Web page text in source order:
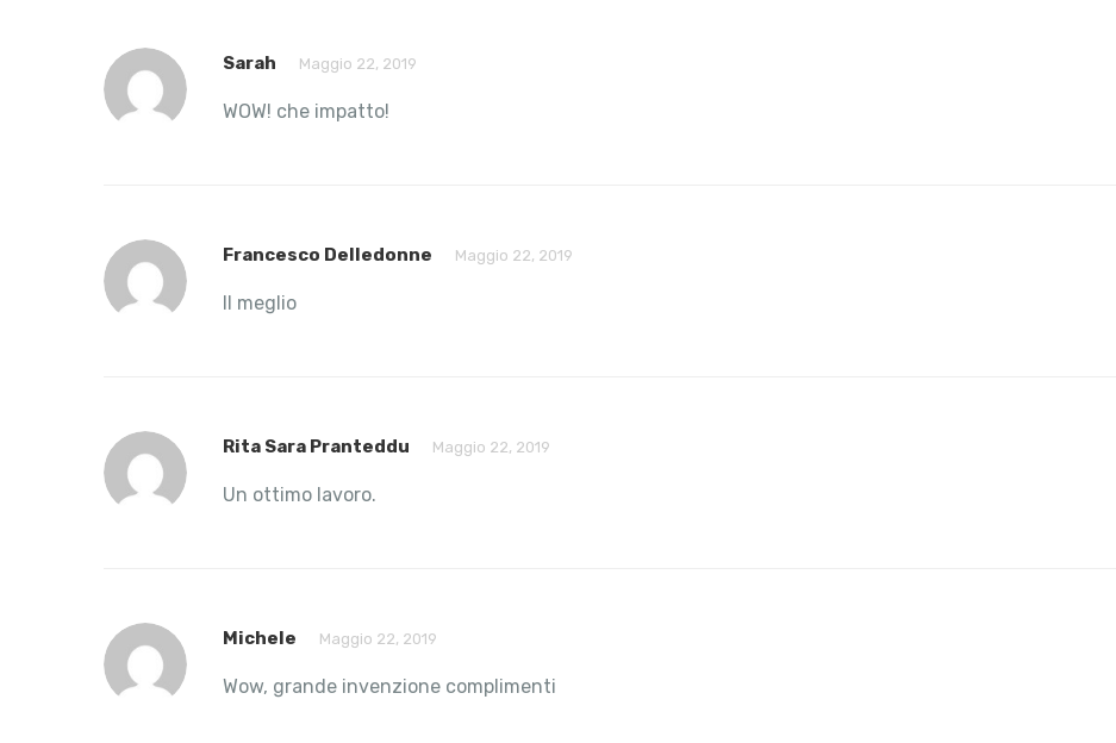
Sarah Maggio 22, 2019
WOW! che impatto!
Francesco Delledonne Maggio 22, 2019
Il meglio
Rita Sara Pranteddu Maggio 22, 2019
Un ottimo lavoro.
Michele Maggio 22, 2019
Wow, grande invenzione complimenti